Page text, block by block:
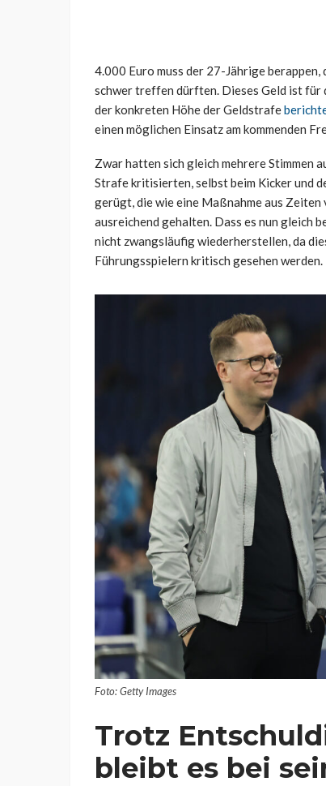
4.000 Euro muss der 27-Jährige
schwer treffen dürften. Dieses Geld ist für
der konkreten Höhe der Geldstrafe
einen möglichen Einsatz am kommenden
Zwar hatten sich gleich mehrere Stimmen
Strafe kritisierten, selbst beim Kicker und
gerügt, die wie eine Maßnahme aus
ausreichend gehalten. Dass es nun gleich
nicht zwangsläufig wiederherstellen, da
Führungsspielern kritisch gesehen werden.
Foto: Getty Images
Trotz
bleibt es bei